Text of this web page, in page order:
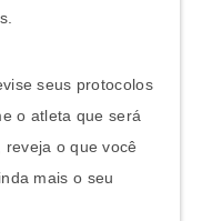
seus protocolos
o atleta que será
o que você
mais o seu